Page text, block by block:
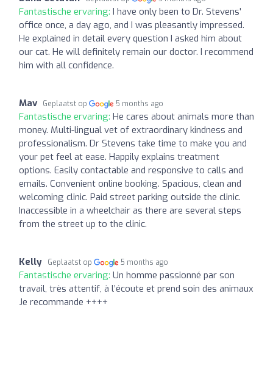
Fantastische ervaring: I have only been to Dr. Stevens'
office once, a day ago, and I was pleasantly impressed.
He explained in detail every question I asked him about
our cat. He will definitely remain our doctor. I recommend
him with all confidence.
Mav Geplaatst op 5 months ago
Fantastische ervaring: He cares about animals more than
money. Multi-lingual vet of extraordinary kindness and
professionalism. Dr Stevens take time to make you and
your pet feel at ease. Happily explains treatment
options. Easily contactable and responsive to calls and
emails. Convenient online booking. Spacious, clean and
welcoming clinic. Paid street parking outside the clinic.
Inaccessible in a wheelchair as there are several steps
from the street up to the clinic.
Kelly Geplaatst op 5 months ago
Fantastische ervaring: Un homme passionné par son
travail, très attentif, à l’écoute et prend soin des animaux
Je recommande ++++